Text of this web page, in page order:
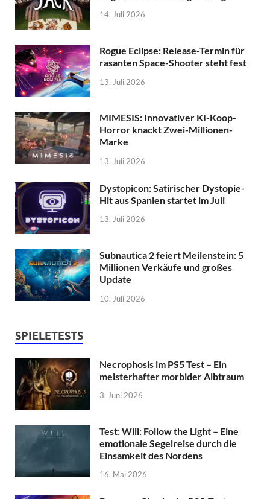
14. Juli 2026
Rogue Eclipse: Release-Termin für
rasanten Space-Shooter steht fest
13. Juli 2026
MIMESIS: Innovativer KI-Koop-
Horror knackt Zwei-Millionen-
Marke
13. Juli 2026
Dystopicon: Satirischer Dystopie-
Hit aus Spanien startet im Juli
13. Juli 2026
Subnautica 2 feiert Meilenstein: 5
Millionen Verkäufe und großes
Update
10. Juli 2026
SPIELETESTS
Necrophosis im PS5 Test – Ein
meisterhafter morbider Albtraum
3. Juni 2026
Test: Will: Follow the Light – Eine
emotionale Segelreise durch die
Einsamkeit des Nordens
16. Mai 2026